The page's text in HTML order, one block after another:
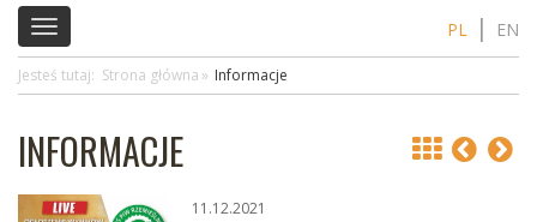
Toggle
navigation
PL EN
Jesteś tutaj: Strona główna Informacje
INFORMACJE
11.12.2021